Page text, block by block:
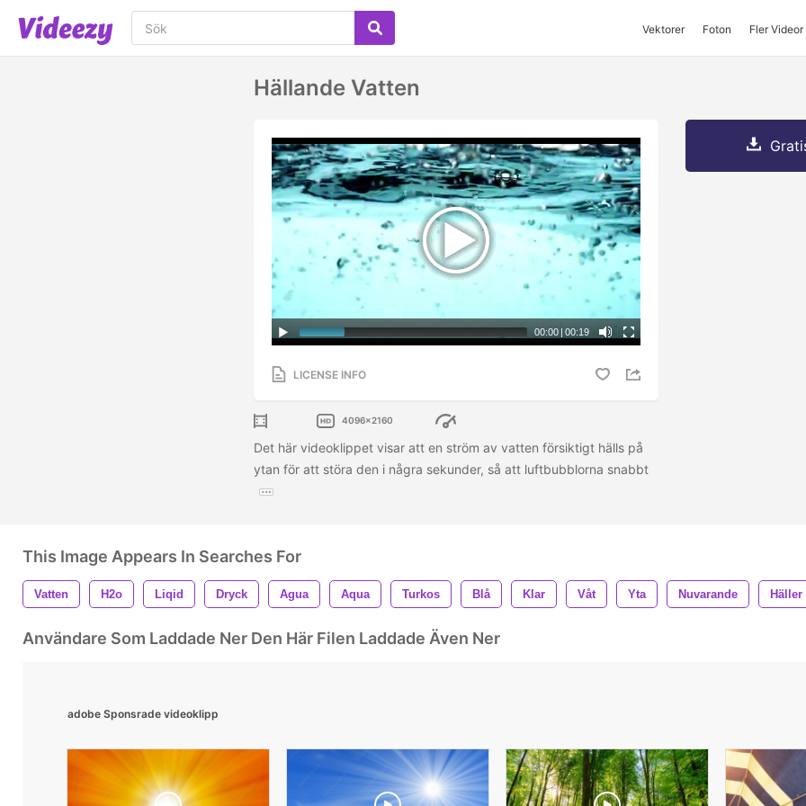
Vektorer Foton Fler Videor
Hällande Vatten
00:00 | 00:19
LICENSE INFO
4096x2160
Det här videoklippet visar att en ström av vatten försiktigt hälls på
ytan för att störa den i några sekunder, så att luftbubblorna snabbt
This Image Appears In Searches For
Vatten H2o Liqid Dryck Agua Aqua Turkos Blå Klar Våt Yta Nuvarande Häller
Användare Som Laddade Ner Den Här Filen Laddade Även Ner
adobe Sponsrade videoklipp